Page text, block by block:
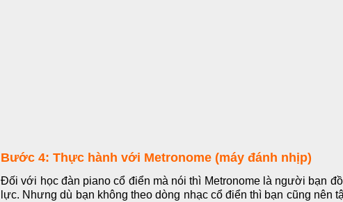
Bước 4: Thực hành với Metronome (máy đánh nhịp)
Đối với học đàn piano cổ điển mà nói thì Metronome là người bạn
lực. Nhưng dù bạn không theo dòng nhạc cổ điển thì bạn cũng nên